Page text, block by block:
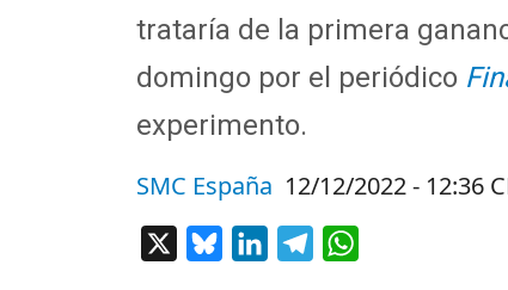
trataría de la primera
domingo por el periódico
experimento.
SMC España 12/12/2022 - 12:36
BlueskyLinkedInTelegram